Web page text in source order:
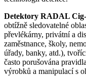
Detektory RADAL
obtížně sledovatelné
převlékárny, privátní a
zaměstnance, školy,
úřady, banky, atd.),
často porušována
výrobků a manipulací s